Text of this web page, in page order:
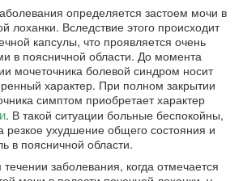
определяется застоем мочи в
лоханки. Вследствие этого происходит
капсулы, что проявляется очень
в поясничной области. До момента
мочеточника болевой синдром носит
характер. При полном закрытии
симптом приобретает характер
. В такой ситуации больные беспокойны,
резкое ухудшение общего состояния и
в поясничной области.
заболевания, когда отмечается